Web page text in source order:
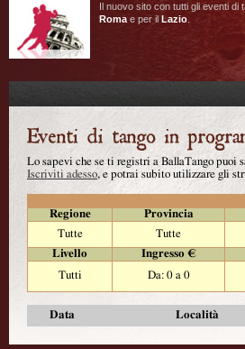
Il nuovo sito con tutti gli eventi di
Roma e per il Lazio
Lo sapevi che se ti registri a BallaTango puoi
Iscriviti adesso, e potrai subito utilizzare gli
Regione
Provincia
Tutte
Tutte
Livello
Ingresso €
Tutti
Da: 0 a 0
Data Località